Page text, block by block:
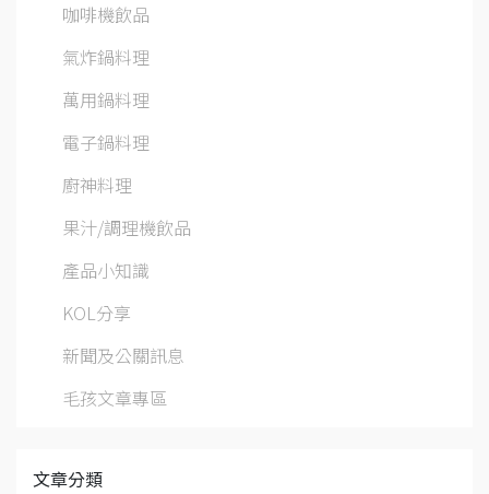
咖啡機飲品
氣炸鍋料理
萬用鍋料理
電子鍋料理
廚神料理
果汁/調理機飲品
產品小知識
KOL分享
新聞及公關訊息
毛孩文章專區
文章分類